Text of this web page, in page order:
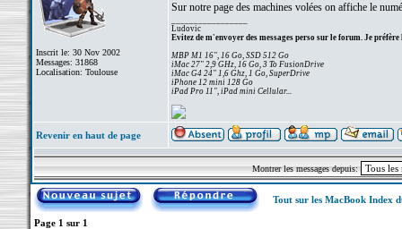
Inscrit le: 30 Nov 2002
Messages: 31868
Localisation: Toulouse
Sur notre page des machines volées on affiche le
Ludovic
Evitez de m'envoyer des messages perso sur le forum. Je préfère
MBP M1 16", 16 Go, SSD 512 Go
iMac 27" 2,9 GHz, 16 Go, 3 To FusionDrive
iMac G4 24" 1,6 Ghz, 1 Go, SuperDrive
iPhone 12 mini 128 Go
iPad Pro 11", iPad mini Cellular...
Revenir en haut de page
Montrer les messages depuis:
Tout sur les MacBook Index
Page 1 sur 1